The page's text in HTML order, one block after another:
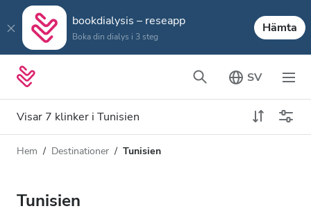
bookdialysis – reseapp
Boka din dialys i 3 steg
Hämta
SV
Visar 7 klinker i Tunisien
Dialystyp
Alla dialyser
Avstånd
Hem Destinationer Tunisien
Tunisien